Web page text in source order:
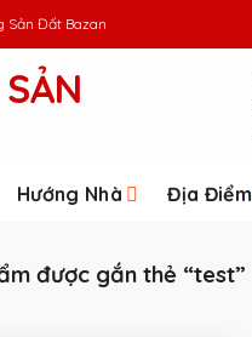
Sản Đất Bazan
Hướng Nhà Địa Điểm
được gắn thẻ “test”